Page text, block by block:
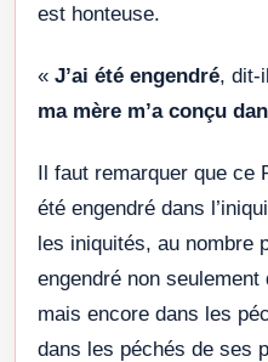
est honteuse.
« J’ai été engendré, dit-
ma mère m’a conçu
Il faut remarquer que ce
été engendré dans
les iniquités, au nombre
engendré non
mais encore dans les
dans les péchés de ses